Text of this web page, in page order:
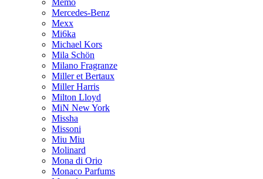
Memo
Mercedes-Benz
Mexx
Mi6ka
Michael Kors
Mila Schön
Milano Fragranze
Miller et Bertaux
Miller Harris
Milton Lloyd
MiN New York
Missha
Missoni
Miu Miu
Molinard
Mona di Orio
Monaco Parfums